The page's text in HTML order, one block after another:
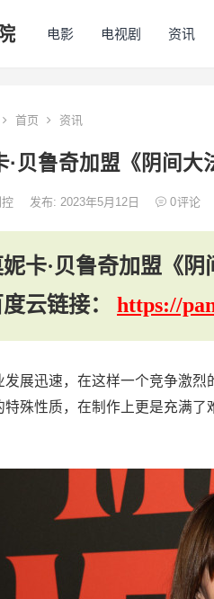
电影 电视剧 资讯
首页 资讯
·贝鲁奇加盟《阴间
发布: 2023年5月12日 0评论
卡·贝鲁奇加盟《
云链接： https://
发展迅速，在这样一个竞争激
特殊性质，在制作上更是充满了